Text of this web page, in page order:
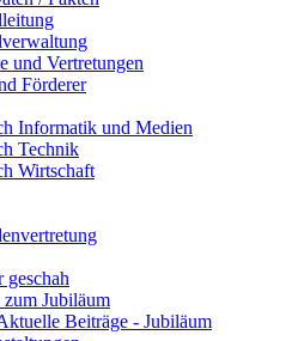
und Vertretungen
Förderer
Informatik und Medien
Technik
Wirtschaft
geschah
Jubiläum
Beiträge - Jubiläum